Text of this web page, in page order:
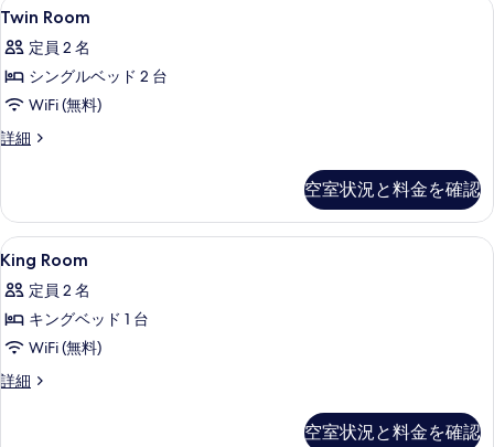
ー
の
す
べ
て
真
を
表
示
す
バ
コ
ニ
の
詳
細
Room
の
す
べ
て
真
を
表
示
す
る
11
Twin Room
定員 2 名
シングルベッド 2 台
WiFi (無料)
詳細
Twin
細
空室状況と料金を確認
King
Room
の
す
べ
て
セーフティボックス (室内)、デスク
14
King Room
定員 2 名
キングベッド 1 台
WiFi (無料)
詳細
King
空室状況と料金を確認